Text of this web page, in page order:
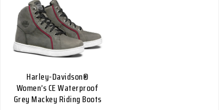
Harley-Davidson®
Women’s CE Waterproof
Grey Mackey Riding Boots